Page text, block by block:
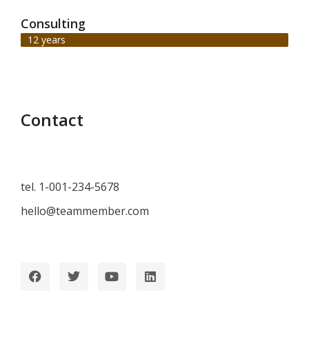
Consulting
12 years
Contact
tel. 1-001-234-5678
hello@teammember.com